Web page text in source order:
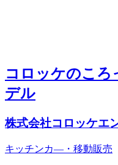
コロッケのこ
デル
株式会社コロッケエ
キッチンカ―・移動販売